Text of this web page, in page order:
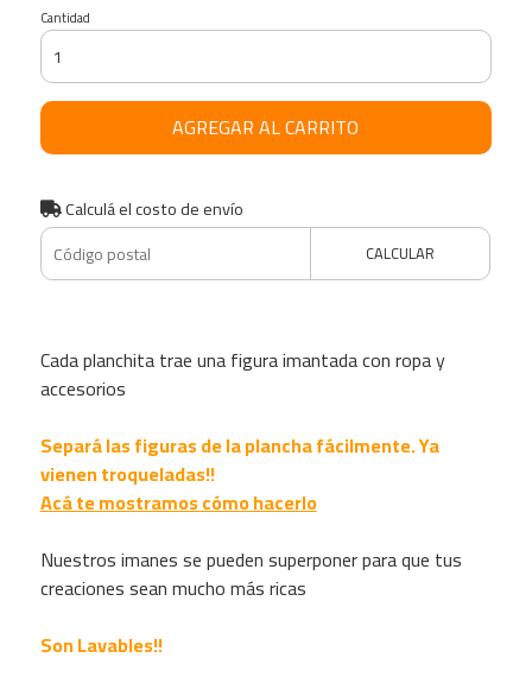
Cantidad
AGREGAR AL CARRITO
Calculá el costo de envío
CALCULAR
Cada planchita trae una figura imantada con ropa y
accesorios
Separá las figuras de la plancha fácilmente. Ya
vienen troqueladas!!
Acá te mostramos cómo hacerlo
Nuestros imanes se pueden superponer para que tus
creaciones sean mucho más ricas
Son Lavables!!